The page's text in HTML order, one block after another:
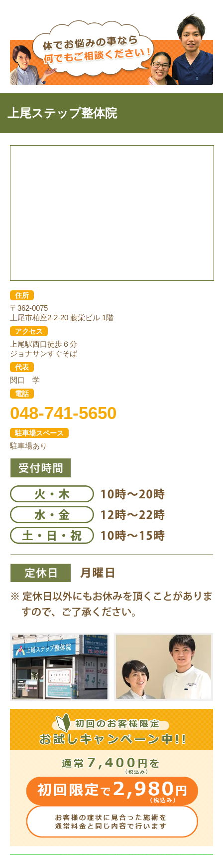
上尾ステップ整体院
住所
〒362-0075
上尾市柏座2-2-20 藤栄ビル 1階
アクセス
上尾駅西口徒歩６分
ジョナサンすぐそば
代表
関口 学
電話
048-741-5650
駐車場スペース
駐車場あり